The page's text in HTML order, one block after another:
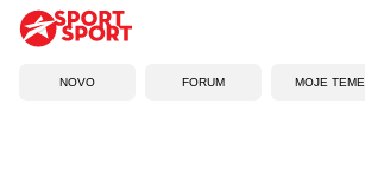
NOVO FORUM MOJE TEME